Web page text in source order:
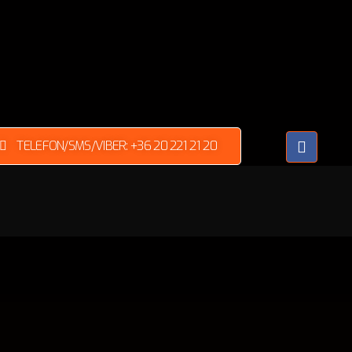
TELEFON/SMS/VIBER: +36 20 221 21 20